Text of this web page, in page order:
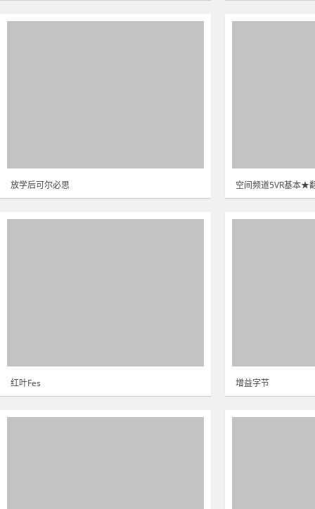
放学后可尔必思 空间频道5VR基本★
红叶Fes 增益字节